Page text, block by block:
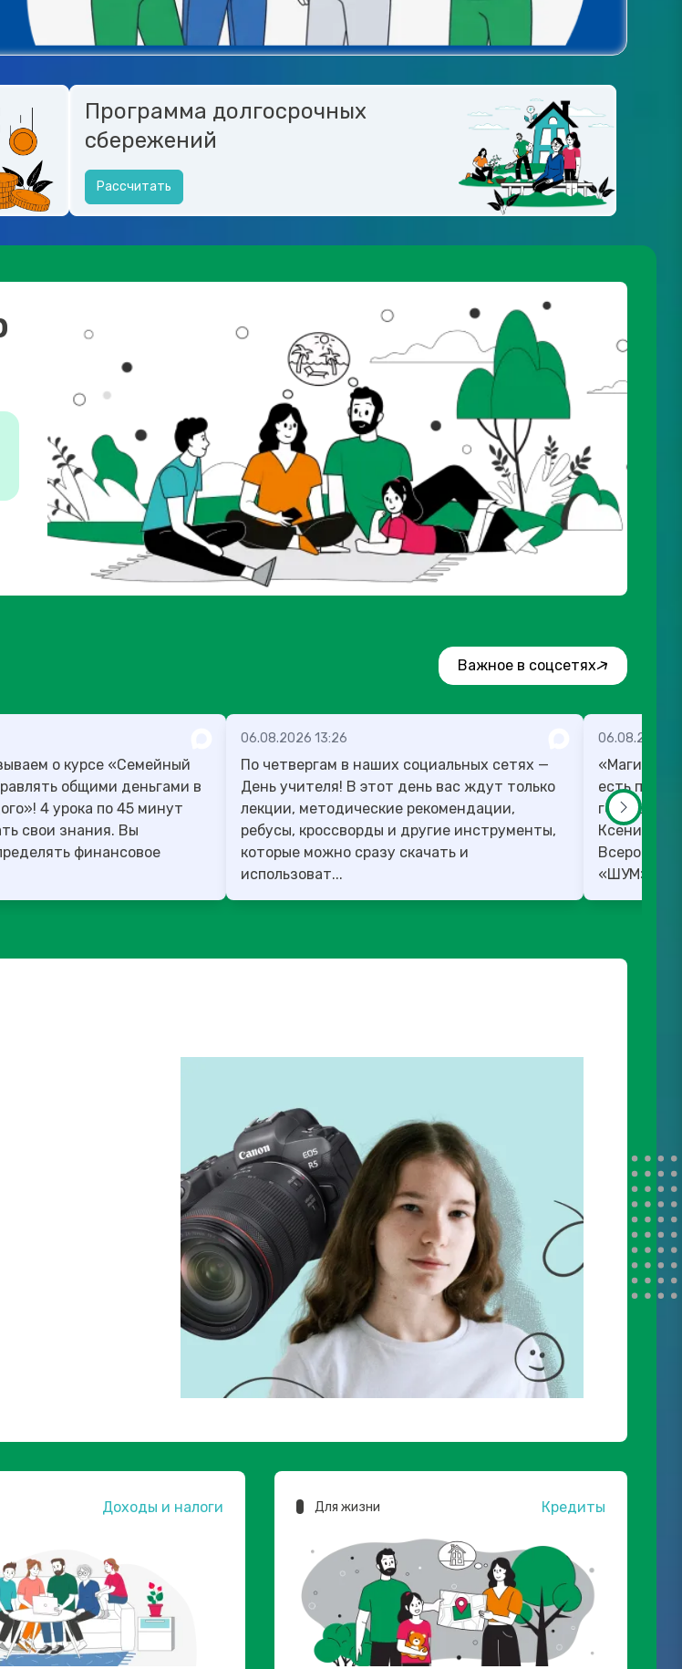
Программа долгосрочных
сбережений
Рассчитать
Важное в соцсетях
о курсе «Семейный
общими деньгами в
4 урока по 45 минут
свои знания. Вы
финансовое
06.08.2026 13:26
По четвергам в наших социальных сетях —
День учителя! В этот день вас ждут только
лекции, методические рекомендации,
ребусы, кроссворды и другие инструменты,
которые можно сразу скачать и
использоват...
06.08.2026
«Магию
есть план,
готовы в
Ксения
Доходы и налоги Для жизни Кредиты